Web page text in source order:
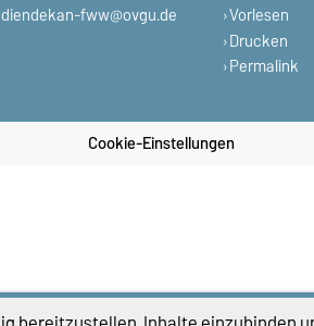
fww@ovgu.de
Vorlesen
Drucken
Permalink
Cookie-Einstellungen